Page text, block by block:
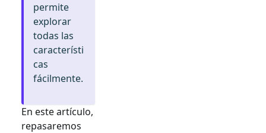
permite
explorar
todas las
característi
cas
fácilmente.
En este artículo,
repasaremos